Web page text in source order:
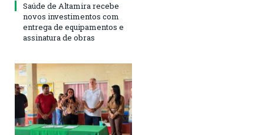
Saúde de Altamira recebe
novos investimentos com
entrega de equipamentos e
assinatura de obras